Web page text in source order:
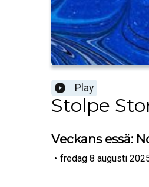
Play
Stolpe
Veckans essä:
• fredag 8 augusti